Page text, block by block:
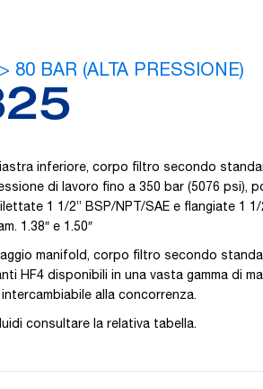
80 BAR (ALTA PRESSIONE)
inferiore, corpo filtro secondo
di lavoro fino a 350 bar (5076 psi),
1 1/2” BSP/NPT/SAE e flangiate 1 1/
1.38″ e 1.50″
manifold, corpo filtro secondo
HF4 disponibili in una vasta gamma di
alla concorrenza.
consultare la relativa tabella.